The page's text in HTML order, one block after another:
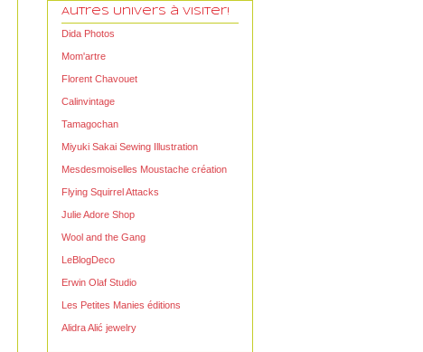
Autres Univers à visiter!
Dida Photos
Mom'artre
Florent Chavouet
Calinvintage
Tamagochan
Miyuki Sakai Sewing Illustration
Mesdesmoiselles Moustache création
Flying Squirrel Attacks
Julie Adore Shop
Wool and the Gang
LeBlogDeco
Erwin Olaf Studio
Les Petites Manies éditions
Alidra Alić jewelry